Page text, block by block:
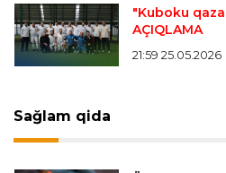
Offside 23:04 06.08.2026
Çimərlik voleybolu üzrə ölkə
finalçılar müəyyənləşdi
Konfrans liqası
"Qarabağ" "Dinamo"ya
"Kuboku
AÇIQLAMA
21:59 25.05.2026
Sağlam qida